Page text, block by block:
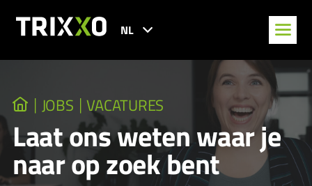
NL
JOBS VACATURES
Laat ons weten waar je
naar op zoek bent